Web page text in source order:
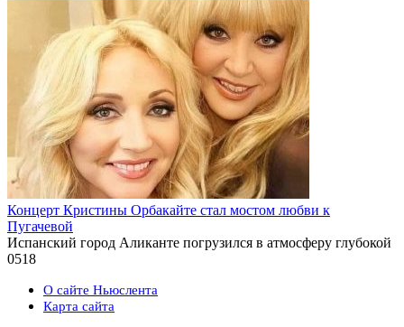
Концерт Кристины Орбакайте стал мостом любви к
Пугачевой
Испанский город Аликанте погрузился в атмосферу глубокой
0518
О сайте Ньюслента
Карта сайта